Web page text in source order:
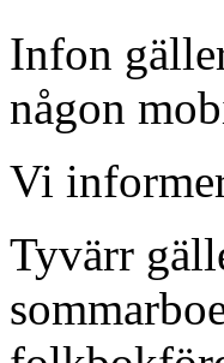
Infon
någon
Vi
Tyvärr